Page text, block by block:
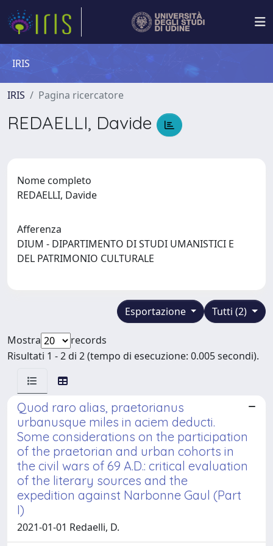
IRIS
IRIS Pagina ricercatore
REDAELLI, Davide
Nome completo
REDAELLI, Davide
Afferenza
DIUM - DIPARTIMENTO DI STUDI UMANISTICI E
DEL PATRIMONIO CULTURALE
Tutti (2)
Esportazione
Mostra
records
Risultati 1 - 2 di 2 (tempo di esecuzione: 0.005 secondi).
Quod raro alias, praetorianus
urbanusque miles in aciem deducti.
Some considerations on the participation
of the praetorian and urban cohorts in
the civil wars of 69 A.D.: critical evaluation
of the literary sources and the
expedition against Narbonne Gaul (Part
I)
2021-01-01 Redaelli, D.